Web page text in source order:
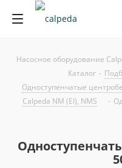
Насосное оборудование
Каталог -
Одноступенчатые
Calpeda NM (EI), NMS
-